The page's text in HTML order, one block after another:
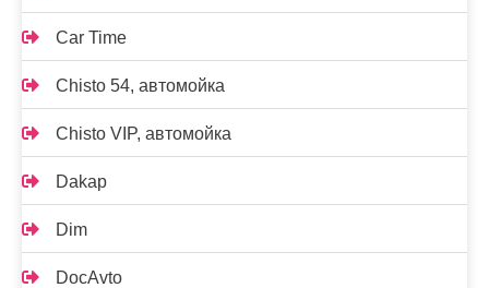
Car Time
Chisto 54, автомойка
Chisto VIP, автомойка
Dakap
Dim
DocAvto